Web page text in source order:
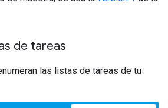
de tareas
las listas de tareas de tu